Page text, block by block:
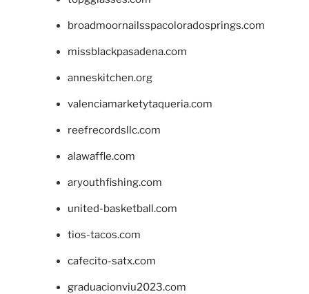
broadmoornailsspacoloradosprings.com
missblackpasadena.com
anneskitchen.org
valenciamarketytaqueria.com
reefrecordsllc.com
alawaffle.com
aryouthfishing.com
united-basketball.com
tios-tacos.com
cafecito-satx.com
graduacionviu2023.com